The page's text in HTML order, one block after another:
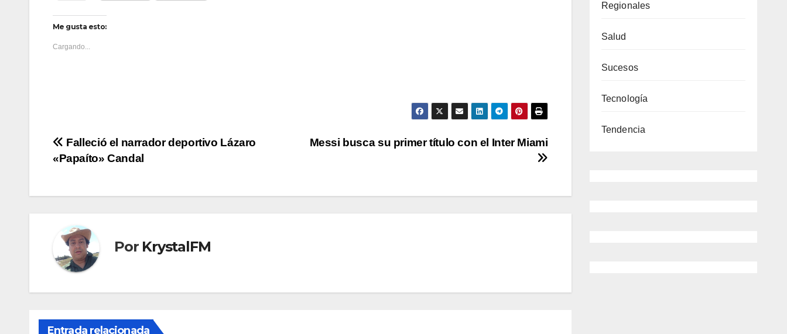
Me gusta esto:
Cargando...
Navegación
de
entradas
Messi busca su primer título con el Inter Miami
Falleció el narrador deportivo Lázaro
«Papaíto» Candal
Por KrystalFM
Entrada relacionada
Regionales
Salud
Sucesos
Tecnología
Tendencia